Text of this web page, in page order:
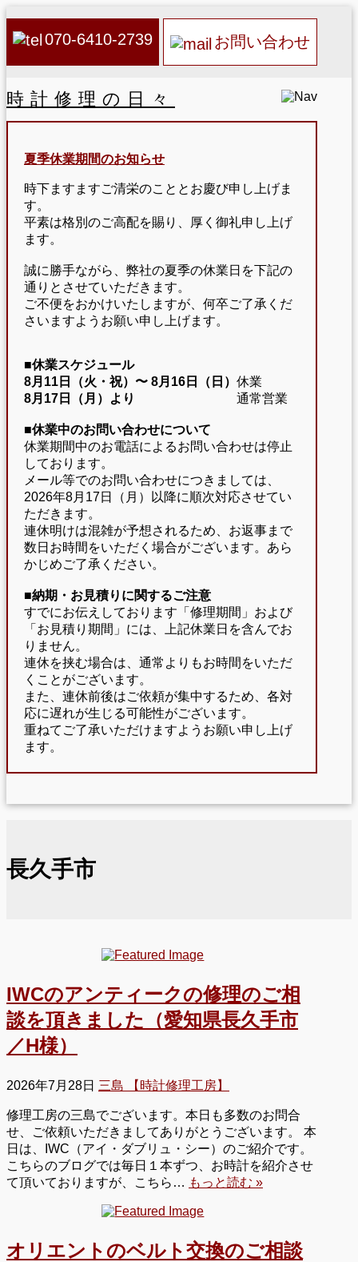
070-6410-2739 お問い合わせ
時計修理の日々
夏季休業期間のお知らせ
時下ますますご清栄のこととお慶び申し上げま
す。
平素は格別のご高配を賜り、厚く御礼申し上げ
ます。
誠に勝手ながら、弊社の夏季の休業日を下記の
通りとさせていただきます。
ご不便をおかけいたしますが、何卒ご了承くだ
さいますようお願い申し上げます。
■休業スケジュール
8月11日（火・祝）〜 8月16日（日） 休業
8月17日（月）より
通常営業
■休業中のお問い合わせについて
休業期間中のお電話によるお問い合わせは停止
しております。
メール等でのお問い合わせにつきましては、
2026年8月17日（月）以降に順次対応させてい
ただきます。
連休明けは混雑が予想されるため、お返事まで
数日お時間をいただく場合がございます。あら
かじめご了承ください。
■納期・お見積りに関するご注意
すでにお伝えしております「修理期間」および
「お見積り期間」には、上記休業日を含んでお
りません。
連休を挟む場合は、通常よりもお時間をいただ
くことがございます。
また、連休前後はご依頼が集中するため、各対
応に遅れが生じる可能性がございます。
重ねてご了承いただけますようお願い申し上げ
ます。
長久手市
IWCのアンティークの修理のご相
談を頂きました（愛知県長久手市
／H様）
2026年7月28日 三島 【時計修理工房】
修理工房の三島でございます。本日も多数のお問合
せ、ご依頼いただきましてありがとうございます。 本
日は、IWC（アイ・ダブリュ・シー）のご紹介です。
こちらのブログでは毎日１本ずつ、お時計を紹介させ
て頂いておりますが、こちら… もっと読む »
オリエントのベルト交換のご相談